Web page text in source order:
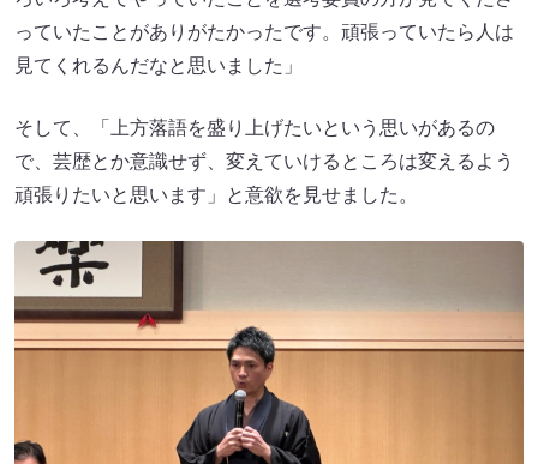
っていたことがありがたかったです。頑張っていたら人は
見てくれるんだなと思いました」
そして、「上方落語を盛り上げたいという思いがあるの
で、芸歴とか意識せず、変えていけるところは変えるよう
頑張りたいと思います」と意欲を見せました。